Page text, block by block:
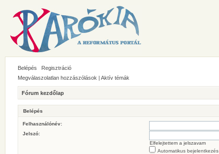
Belépés Regisztráció
Megválaszolatlan hozzászólások | Aktív témák
Fórum kezdőlap
Belépés
Felhasználónév:
Jelszó:
Elfelejtettem a jelszavam
Automatikus bejelentkezés